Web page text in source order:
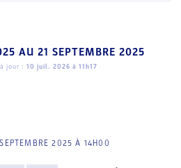
AU 21 SEPTEMBRE 2025
jour : 10 juil. 2026 à 11h17
2025 À 14H00